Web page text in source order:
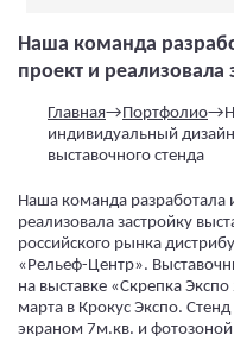
Наша команда
проект и реализовала
Главная→Портфолио→
индивидуальный
выставочного стенда
Наша команда разработала
реализовала застройку
российского рынка
«Рельеф-Центр».
на выставке «Скрепка
марта в Крокус Экспо.
экраном 7м.кв. и